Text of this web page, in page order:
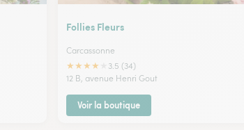
Follies Fleurs
Carcassonne
★★★★
3.5 (34)
12 B, avenue Henri Gout
Voir la boutique